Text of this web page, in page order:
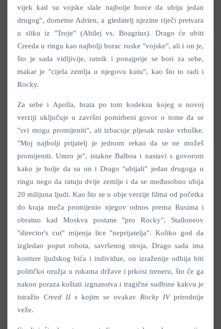
vijek kad su vojske slale najbolje borce da ubiju jedan
drugog", dometne Adrien, a gledatelj njezine riječi pretvara
u sliku iz "Troje" (Ahilej vs. Boagrius). Drago će ubiti
Creeda u ringu kao najbolji borac ruske "vojske", ali i on je,
što je sada vidljivije, ratnik i ponajprije se bori za sebe,
makar je "cijela zemlja u njegovu kutu", kao što to radi i
Rocky.
Za sebe i Apolla, brata po tom kodeksu kojeg u novoj
verziji uključuje u završni pomirbeni govor o tome da se
"svi mogu promijeniti", ali izbacuje pljesak ruske vrhuške.
"Moj najbolji prijatelj je jednom rekao da se ne možeš
promijeniti. Umro je", istakne Balboa i nastavi s govorom
kako je bolje da su on i Drago "ubijali" jedan drugoga u
ringu nego da ratuju dvije zemlje i da se međusobno ubija
20 milijuna ljudi. Kao što se u obje verzije filma od početka
do kraja meča promijenio njegov odnos prema Rusima i
obratno kad Moskva postane "pro Rocky", Stalloneov
"director's cut" mijenja lice "neprijatelja". Koliko god da
izgledao poput robota, savršenog stroja, Drago sada ima
konture ljudskog bića i individue, on izraženije odbija biti
političko oružja u rukama države i prkosi treneru, što će ga
nakon poraza koštati izgnanstva i tragične sudbine kakvu je
istražio Creed IIs kojim se ovakav Rocky IVprirodnije
veže.